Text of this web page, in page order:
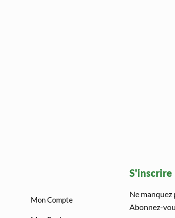
Mon Compte
S'inscrire
Ne manquez
Abonnez-